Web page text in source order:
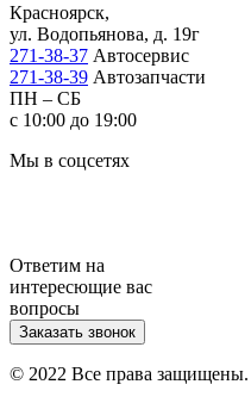
Красноярск,
ул. Водопьянова, д. 19г
271-38-37 Автосервис
271-38-39 Автозапчасти
ПН – СБ
с 10:00 до 19:00
Мы в соцсетях
Ответим на
интересющие вас
вопросы
Заказать звонок
© 2022 Все права защищены.